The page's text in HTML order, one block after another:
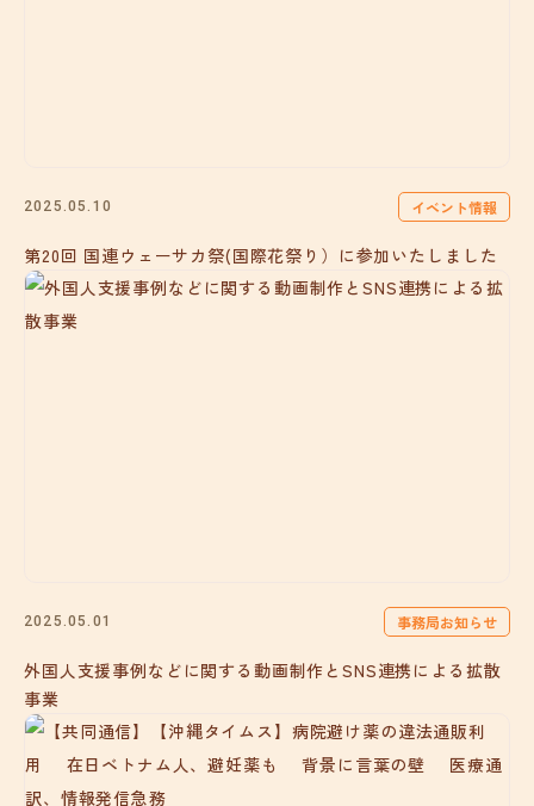
2025.05.10 イベント情報
第20回 国連ウェーサカ祭(国際花祭り）に参加いたしました
2025.05.01 事務局お知らせ
外国人支援事例などに関する動画制作とSNS連携による拡散
事業